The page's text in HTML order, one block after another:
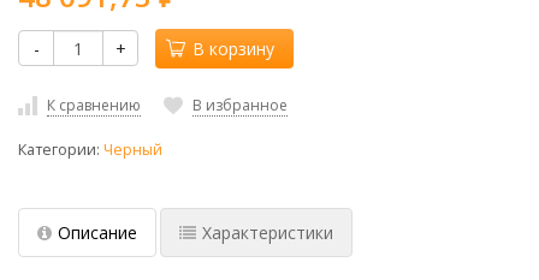
- + В корзину
К сравнению В избранное
Категории: Черный
Описание Характеристики